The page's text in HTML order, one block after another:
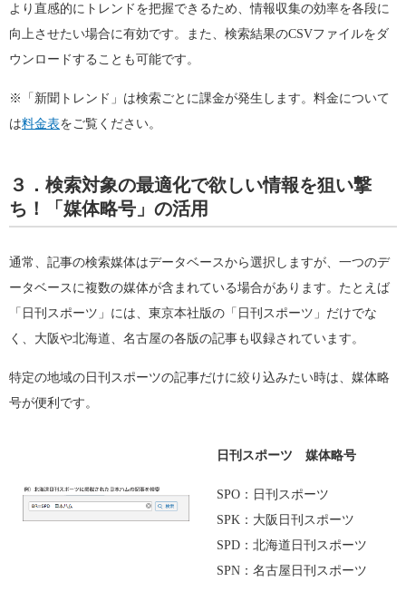
より直感的にトレンドを把握できるため、情報収集の効率を各段に
向上させたい場合に有効です。また、検索結果のCSVファイルをダ
ウンロードすることも可能です。
※「新聞トレンド」は検索ごとに課金が発生します。料金について
は料金表をご覧ください。
３．検索対象の最適化で欲しい情報を狙い撃
ち！「媒体略号」の活用
通常、記事の検索媒体はデータベースから選択しますが、一つのデ
ータベースに複数の媒体が含まれている場合があります。たとえば
「日刊スポーツ」には、東京本社版の「日刊スポーツ」だけでな
く、大阪や北海道、名古屋の各版の記事も収録されています。
特定の地域の日刊スポーツの記事だけに絞り込みたい時は、媒体略
号が便利です。
日刊スポーツ 媒体略号
SPO：日刊スポーツ
SPK：大阪日刊スポーツ
SPD：北海道日刊スポーツ
SPN：名古屋日刊スポーツ